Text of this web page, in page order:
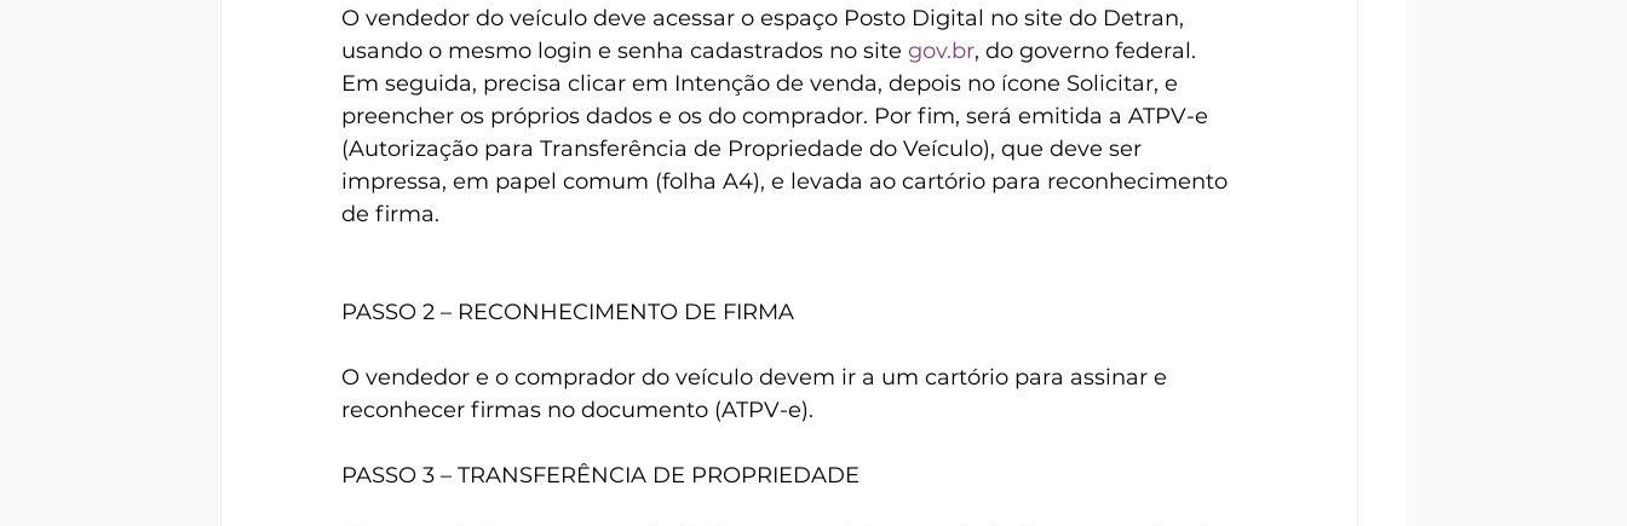
O vendedor do veículo deve acessar o espaço Posto Digital no site do Detran,
usando o mesmo login e senha cadastrados no site gov.br, do governo federal.
Em seguida, precisa clicar em Intenção de venda, depois no ícone Solicitar, e
preencher os próprios dados e os do comprador. Por fim, será emitida a ATPV-e
(Autorização para Transferência de Propriedade do Veículo), que deve ser
impressa, em papel comum (folha A4), e levada ao cartório para reconhecimento
de firma.
PASSO 2 – RECONHECIMENTO DE FIRMA
O vendedor e o comprador do veículo devem ir a um cartório para assinar e
reconhecer firmas no documento (ATPV-e).
PASSO 3 – TRANSFERÊNCIA DE PROPRIEDADE